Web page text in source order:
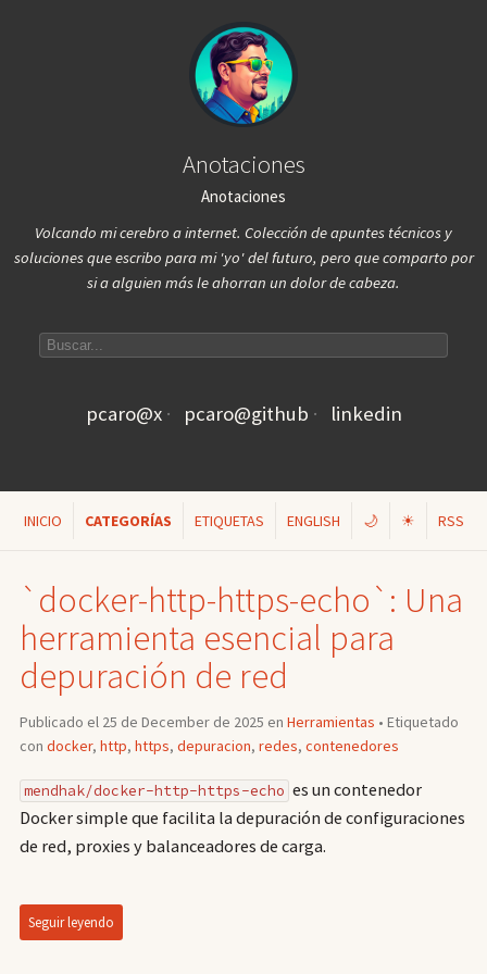
Anotaciones
Anotaciones
Volcando mi cerebro a internet. Colección de apuntes técnicos y
soluciones que escribo para mi 'yo' del futuro, pero que comparto por
si a alguien más le ahorran un dolor de cabeza.
pcaro@x pcaro@github linkedin
INICIO CATEGORÍAS ETIQUETAS ENGLISH 🌙 ☀ RSS
`docker-http-https-echo`: Una
herramienta esencial para
depuración de red
Publicado el 25 de December de 2025 en Herramientas • Etiquetado
con docker, http, https, depuracion, redes, contenedores
mendhak/docker-http-https-echo es un contenedor
Docker simple que facilita la depuración de configuraciones
de red, proxies y balanceadores de carga.
Seguir leyendo